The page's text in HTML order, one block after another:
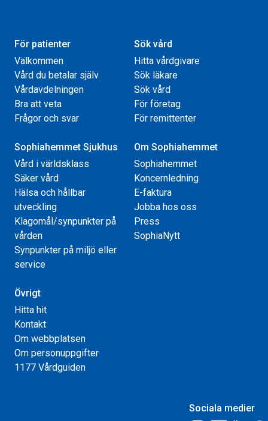
För patienter
Välkommen
Vård du betalar själv
Vårdavdelningen
Bra att veta
Frågor och svar
Sök vård
Hitta vårdgivare
Sök läkare
Sök vård
För företag
För remittenter
Sophiahemmet Sjukhus
Vård i världsklass
Säker vård
Hälsa och hållbar
utveckling
Klagomål/synpunkter på
vården
Synpunkter på miljö eller
service
Om Sophiahemmet
Sophiahemmet
Koncernledning
E-faktura
Jobba hos oss
Press
SophiaNytt
Övrigt
Hitta hit
Kontakt
Om webbplatsen
Om personuppgifter
1177 Vårdguiden
Sociala medier